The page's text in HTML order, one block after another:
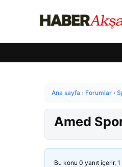
Ana sayfa › Forumlar ›
Amed
Bu konu 0 yanıt içerir,